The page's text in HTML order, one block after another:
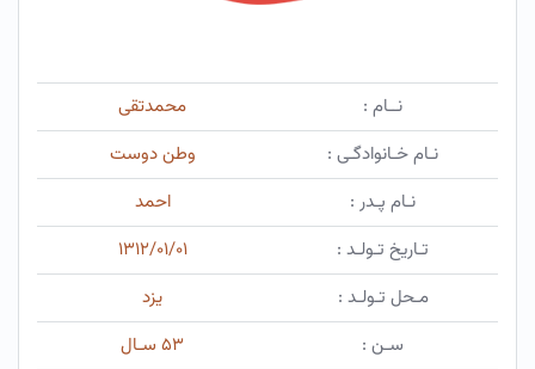
نــام :
محمدتقی
نـام خـانوادگـی :
وطن دوست
نـام پـدر :
احمد
تـاریخ تـولـد :
۱۳۱۲/۰۱/۰۱
مـحل تـولـد :
یزد
سـن :
۵۳ سـال